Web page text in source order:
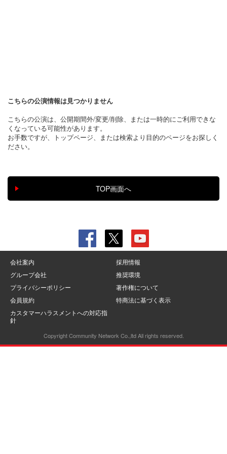
こちらの公演情報は見つかりません
こちらの公演は、公開期間外/変更/削除、または一時的にご利用できな
くなっている可能性があります。
お手数ですが、トップページ、または検索より目的のページをお探しく
ださい。
会社案内
採用情報
グループ会社
推奨環境
プライバシーポリシー
著作権について
会員規約
特商法に基づく表示
カスタマーハラスメントへの対応指
針
Copyright Community Network Co.,ltd All rights reserved.